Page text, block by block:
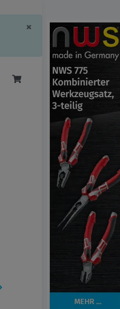
× Schließen